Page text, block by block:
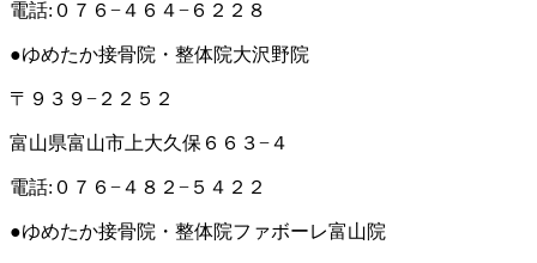
電話:０７６−４６４−６２２８
●ゆめたか接骨院・整体院大沢野院
〒９３９−２２５２
富山県富山市上大久保６６３−４
電話:０７６−４８２−５４２２
●ゆめたか接骨院・整体院ファボーレ富山院